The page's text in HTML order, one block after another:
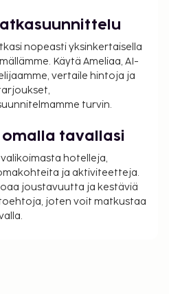
nopeasti yksinkertaisella
Käytä Ameliaa, AI-
vertaile hintoja ja
turvin.
tavallasi
hotelleja,
ja aktiviteetteja.
joustavuutta ja kestäviä
joten voit matkustaa